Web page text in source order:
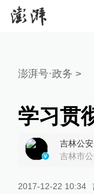
澎湃号·政务 >
学习贯
吉林公安
吉林市
2017-12-22 10:34